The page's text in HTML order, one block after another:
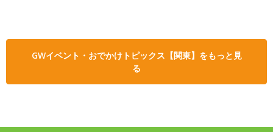
GWイベント・おでかけトピックス【関東】をもっと見
る